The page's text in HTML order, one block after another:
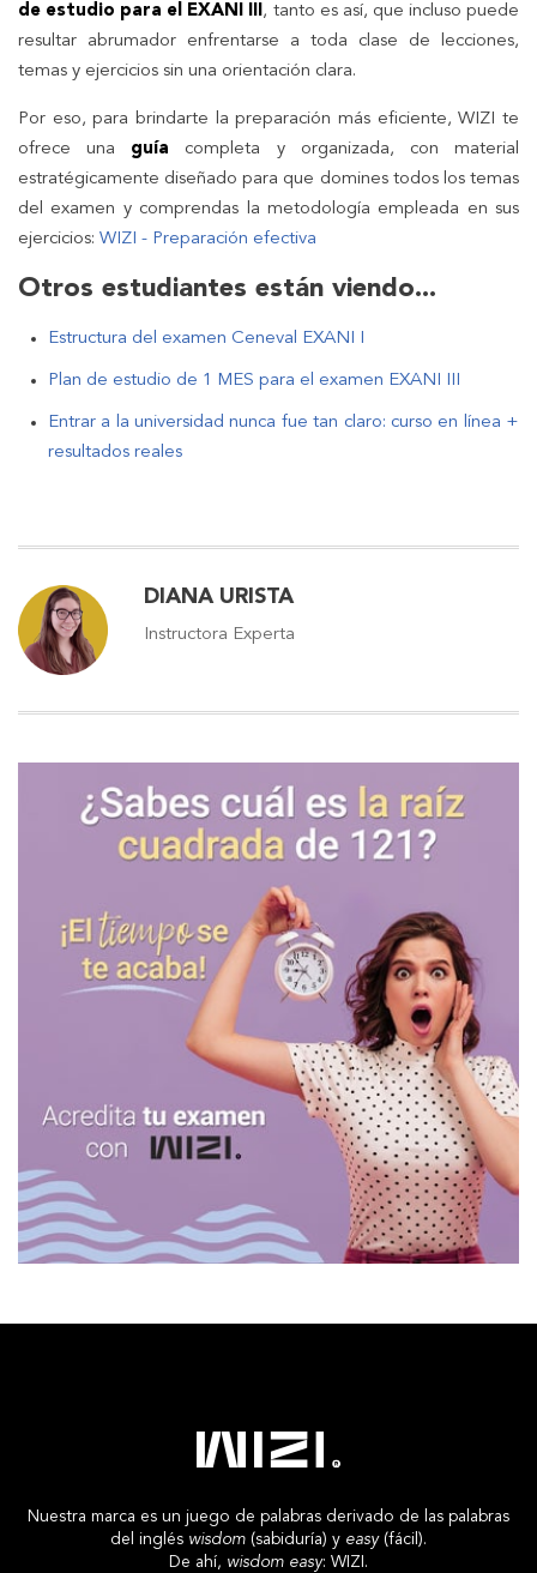
de estudio para el EXANI III , tanto es así, que incluso puede
resultar abrumador enfrentarse a toda clase de lecciones,
temas y ejercicios sin una orientación clara.
Por eso, para brindarte la preparación más eficiente, WIZI te
ofrece una guía completa y organizada, con material
estratégicamente diseñado para que domines todos los temas
del examen y comprendas la metodología empleada en sus
ejercicios: WIZI - Preparación efectiva
Otros estudiantes están viendo...
Estructura del examen Ceneval EXANI I
Plan de estudio de 1 MES para el examen EXANI III
Entrar a la universidad nunca fue tan claro: curso en línea +
resultados reales
DIANA URISTA
Instructora Experta
Nuestra marca es un juego de palabras derivado de las palabras
del inglés wisdom (sabiduría) y easy(fácil).
De ahí, wisdom easy: WIZI.